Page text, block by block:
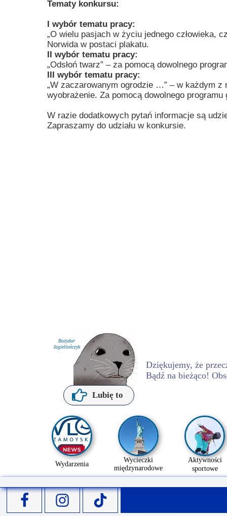
Lubię to
Dziękujemy, że
Bądź na bieżąco!
Bożydar
Jagiellończyk
P. Kochanowska
Tematy konkursu:
I wybór tematu pracy:
„O wielu pasjach w życiu jednego człowieka,
Norwida w postaci plakatu.
II wybór tematu pracy:
„Odsłoń twarz” – za pomocą dowolnego
III wybór tematu pracy:
„W zaczarowanym ogrodzie …” – w każdym
wyobrażenie. Za pomocą dowolnego
W razie dodatkowych pytań informacje są
Zapraszamy do udziału w konkursie.
Aktywności
sportowe
Wycieczki
międzynarodowe
Wydarzenia